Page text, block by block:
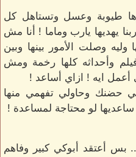
طيوبة وعسل وتستاهل كل
يهديها يارب وماما ! أنا مش
وليه وصلت الأمور بينها وبين
وأحداثه كلها رخمة ومش
أعمل ايه ! ازاي أساعد !
حضنك وحاولي تفهمي منها
ساعديها لو محتاجة لمساعدة !
بس أعتقد أبوكي كبير وفاهم